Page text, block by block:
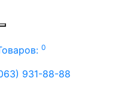
0
931-88-88